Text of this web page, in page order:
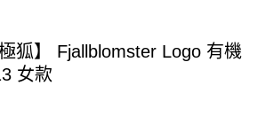
狐】 Fjallblomster Logo 有機
女款